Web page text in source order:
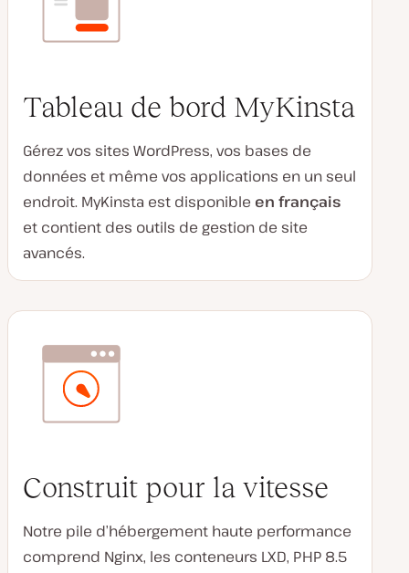
Tableau de bord MyKinsta
Gérez vos sites WordPress, vos bases de
données et même vos applications en un seul
endroit. MyKinsta est disponible en français
et contient des outils de gestion de site
avancés.
Construit pour la vitesse
Notre pile d’hébergement haute performance
comprend Nginx, les conteneurs LXD, PHP 8.5